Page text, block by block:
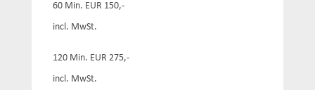
60 Min. EUR 150,-
incl. MwSt.
120 Min. EUR 275,-
incl. MwSt.